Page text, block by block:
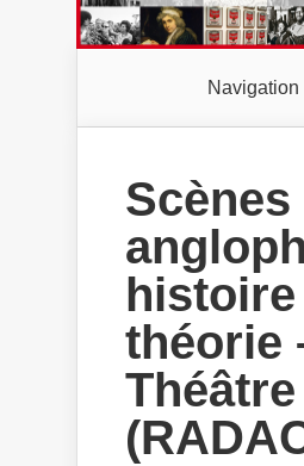
Navigation
Scènes
théorie
Théâtre